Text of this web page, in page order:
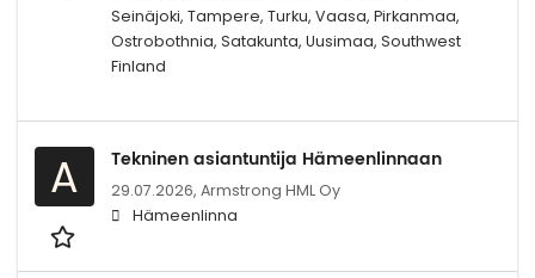
Seinäjoki, Tampere, Turku, Vaasa, Pirkanmaa,
Ostrobothnia, Satakunta, Uusimaa, Southwest
Finland
A Tekninen asiantuntija Hämeenlinnaan
29.07.2026, Armstrong HML Oy
Hämeenlinna